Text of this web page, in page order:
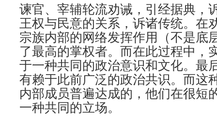
谏官、宰辅轮流劝诫，引经据典，
王权与民意的关系，诉诸传统。在
宗族内部的网络发挥作用（不是底
了最高的掌权者。而在此过程中，
于一种共同的政治意识和文化。最
有赖于此前广泛的政治共识。而这
内部成员普遍达成的，他们在很短
一种共同的立场。